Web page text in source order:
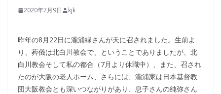
2020年7月9日 kjk
昨年の8月22日に瀧浦緑さんが天に召されました。生前よ
り、葬儀は北白川教会で、ということでありましたが、北
白川教会そして私の都合（7月より休職中）、また、召され
たのが大阪の老人ホーム、さらには、瀧浦家は日本基督教
団大阪教会とも深いつながりがあり、息子さんの純弥さん